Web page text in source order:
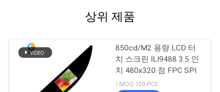
상위 제품
850cd/M2 용량 LCD 터
치 스크린 ILI9488 3.5 인
치 480x320 점 FPC SPI
/ MOQ:100 PCS